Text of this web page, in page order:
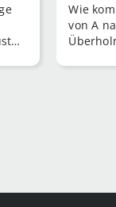
Wie
von A